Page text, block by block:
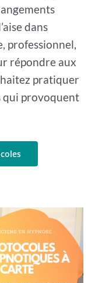
dans
professionnel,
répondre aux
pratiquer
qui provoquent